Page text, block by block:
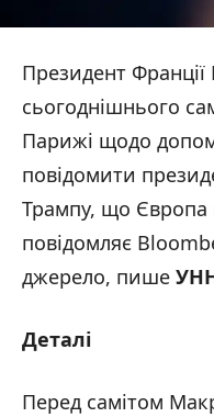
Президент
сьогоднішнього
Парижі щодо
повідомити
Трампу, що Європа
повідомляє
джерело, пише
Деталі
Перед самітом